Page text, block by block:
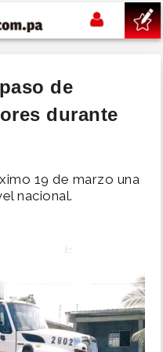
de
durante
19 de marzo una
nacional.